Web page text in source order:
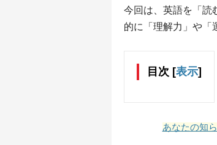
今回は、英語を「読
的に「理解力」や「
目次 [表示]
あなたの知